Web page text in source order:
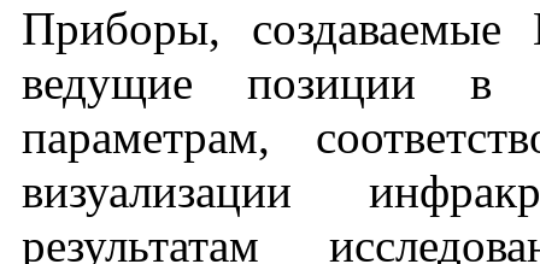
Приборы,
ведущие позиции в
параметрам,
визуализации
результатам